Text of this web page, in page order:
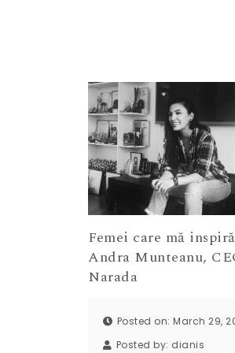
Femei care mă
Andra Munteanu,
Narada
Posted on: March 29,
Posted by: dianis